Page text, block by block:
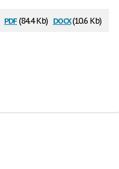
pdf(84.4 Kb) docx(10.6 Kb)